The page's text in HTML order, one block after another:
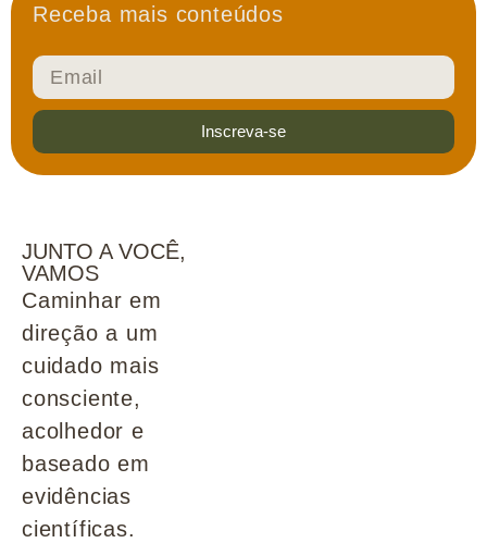
Receba mais conteúdos
Inscreva-se
JUNTO A VOCÊ,
VAMOS
Caminhar em
direção a um
cuidado mais
consciente,
acolhedor e
baseado em
evidências
científicas.